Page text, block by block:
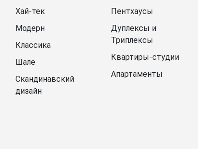
Хай-тек
Модерн
Классика
Шале
Скандинавский
дизайн
Пентхаусы
Дуплексы и
Триплексы
Квартиры-студии
Апартаменты